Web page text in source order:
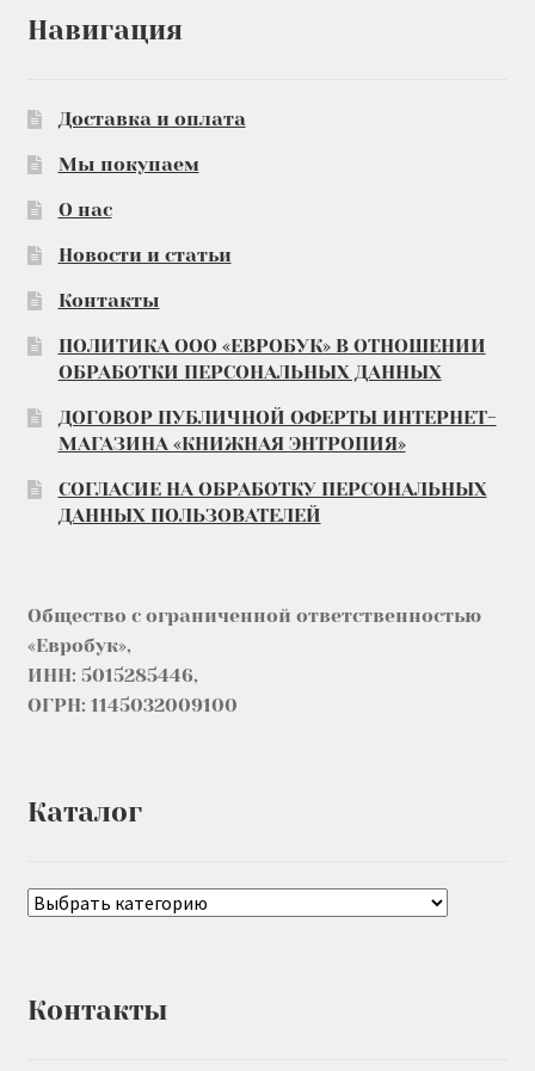
Навигация
Доставка и оплата
Мы покупаем
О нас
Новости и статьи
Контакты
ПОЛИТИКА ООО «ЕВРОБУК» В ОТНОШЕНИИ
ОБРАБОТКИ ПЕРСОНАЛЬНЫХ ДАННЫХ
ДОГОВОР ПУБЛИЧНОЙ ОФЕРТЫ ИНТЕРНЕТ-
МАГАЗИНА «КНИЖНАЯ ЭНТРОПИЯ»
СОГЛАСИЕ НА ОБРАБОТКУ ПЕРСОНАЛЬНЫХ
ДАННЫХ ПОЛЬЗОВАТЕЛЕЙ
Общество с ограниченной ответственностью
«Евробук»,
ИНН: 5015285446,
ОГРН: 1145032009100
Каталог
Контакты